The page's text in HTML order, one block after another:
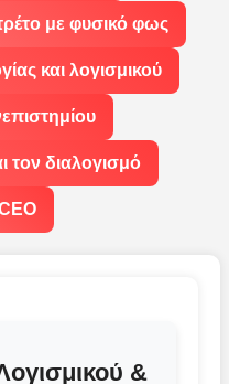
με φυσικό φως
και λογισμικού
τον διαλογισμό
&